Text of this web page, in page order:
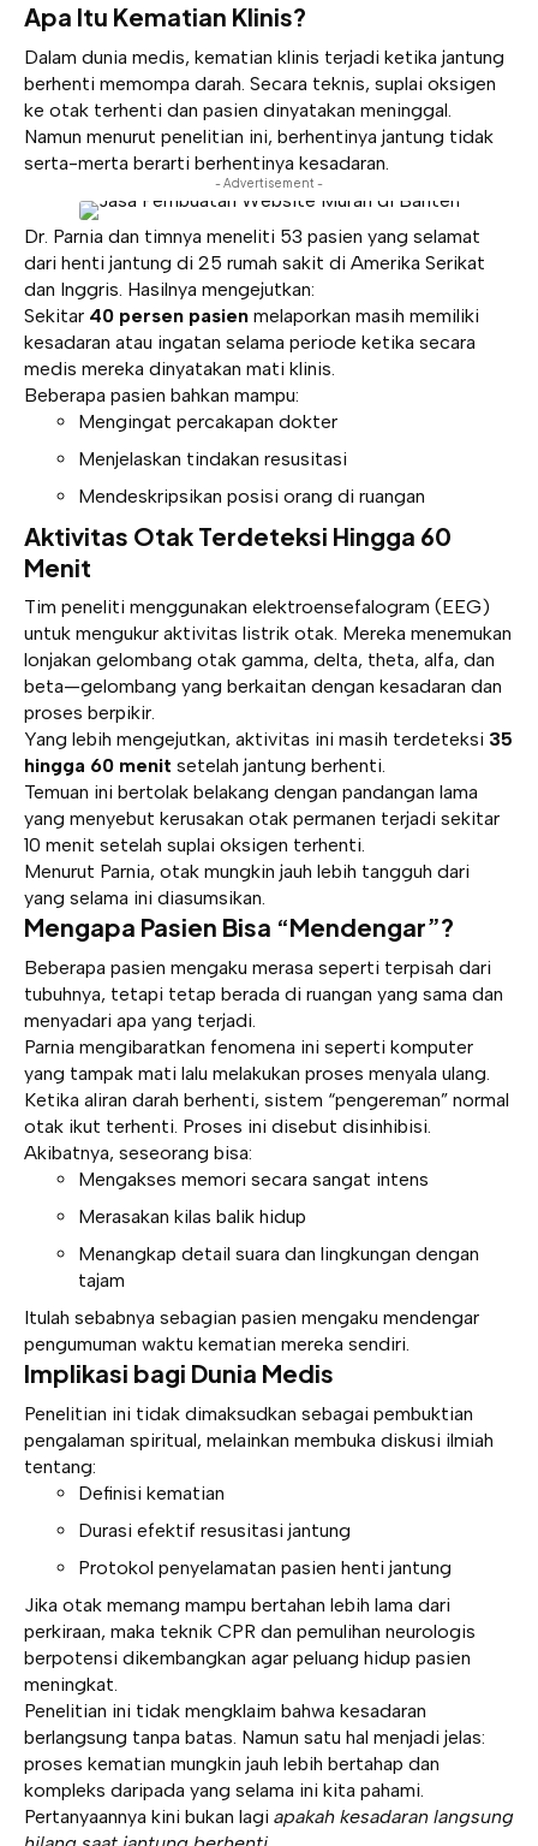
Apa Itu Kematian Klinis?
Dalam dunia medis, kematian klinis terjadi ketika jantung
berhenti memompa darah. Secara teknis, suplai oksigen
ke otak terhenti dan pasien dinyatakan meninggal.
Namun menurut penelitian ini, berhentinya jantung tidak
serta-merta berarti berhentinya kesadaran.
- Advertisement -
Dr. Parnia dan timnya meneliti 53 pasien yang selamat
dari henti jantung di 25 rumah sakit di Amerika Serikat
dan Inggris. Hasilnya mengejutkan:
Sekitar 40 persen pasien melaporkan masih memiliki
kesadaran atau ingatan selama periode ketika secara
medis mereka dinyatakan mati klinis.
Beberapa pasien bahkan mampu:
Mengingat percakapan dokter
Menjelaskan tindakan resusitasi
Mendeskripsikan posisi orang di ruangan
Aktivitas Otak Terdeteksi Hingga 60
Menit
Tim peneliti menggunakan elektroensefalogram (EEG)
untuk mengukur aktivitas listrik otak. Mereka menemukan
lonjakan gelombang otak gamma, delta, theta, alfa, dan
beta—gelombang yang berkaitan dengan kesadaran dan
proses berpikir.
Yang lebih mengejutkan, aktivitas ini masih terdeteksi 35
hingga 60 menit setelah jantung berhenti.
Temuan ini bertolak belakang dengan pandangan lama
yang menyebut kerusakan otak permanen terjadi sekitar
10 menit setelah suplai oksigen terhenti.
Menurut Parnia, otak mungkin jauh lebih tangguh dari
yang selama ini diasumsikan.
Mengapa Pasien Bisa “Mendengar”?
Beberapa pasien mengaku merasa seperti terpisah dari
tubuhnya, tetapi tetap berada di ruangan yang sama dan
menyadari apa yang terjadi.
Parnia mengibaratkan fenomena ini seperti komputer
yang tampak mati lalu melakukan proses menyala ulang.
Ketika aliran darah berhenti, sistem “pengereman” normal
otak ikut terhenti. Proses ini disebut disinhibisi.
Akibatnya, seseorang bisa:
Mengakses memori secara sangat intens
Merasakan kilas balik hidup
Menangkap detail suara dan lingkungan dengan
tajam
Itulah sebabnya sebagian pasien mengaku mendengar
pengumuman waktu kematian mereka sendiri.
Implikasi bagi Dunia Medis
Penelitian ini tidak dimaksudkan sebagai pembuktian
pengalaman spiritual, melainkan membuka diskusi ilmiah
tentang:
Definisi kematian
Durasi efektif resusitasi jantung
Protokol penyelamatan pasien henti jantung
Jika otak memang mampu bertahan lebih lama dari
perkiraan, maka teknik CPR dan pemulihan neurologis
berpotensi dikembangkan agar peluang hidup pasien
meningkat.
Penelitian ini tidak mengklaim bahwa kesadaran
berlangsung tanpa batas. Namun satu hal menjadi jelas:
proses kematian mungkin jauh lebih bertahap dan
kompleks daripada yang selama ini kita pahami.
Pertanyaannya kini bukan lagi apakah kesadaran langsung